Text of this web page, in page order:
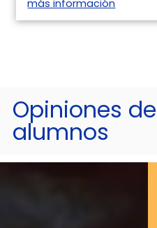
más información
Opiniones
alumnos